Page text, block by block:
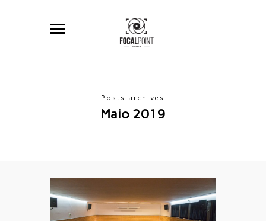
Posts archives
Maio 2019